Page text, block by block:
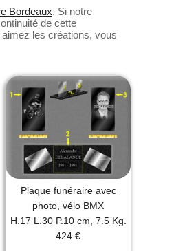
Bordeaux. Si notre
de cette
les créations, vous
Plaque funéraire avec
photo, vélo BMX
H.17 L.30 P.10 cm, 7.5 Kg.
424 €